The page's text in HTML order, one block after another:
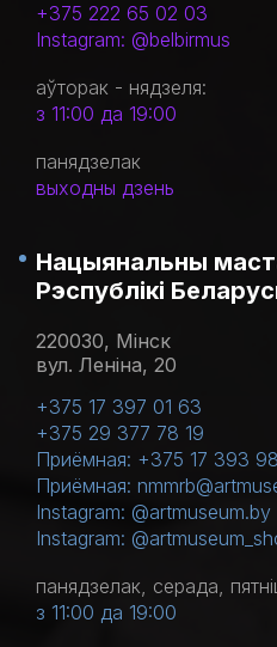
+375 222 65 02 03
Instagram: @belbirmus
аўторак - нядзеля:
з 11:00 да 19:00
панядзелак
выходны дзень
Нацыянальны
Рэспублікі
220030, Мінск
вул. Леніна, 20
+375 17 397 01 63
+375 29 377 78 19
Приёмная: +375 17 393
Приёмная:
Instagram: @artmuseum.by
Instagram:
панядзелак, серада,
з 11:00 да 19:00